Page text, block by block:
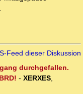
Feed dieser Diskussion
durchgefallen.
- XERXES,